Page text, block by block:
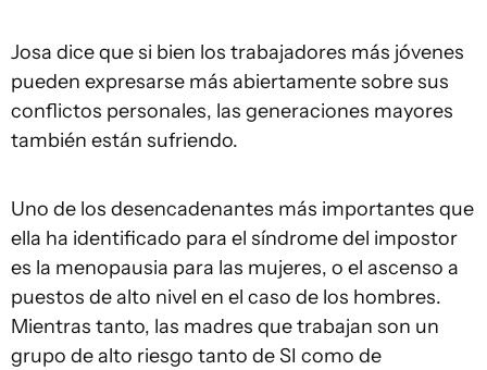
Josa dice que si bien los trabajadores más jóvenes
pueden expresarse más abiertamente sobre sus
conflictos personales, las generaciones mayores
también están sufriendo.
Uno de los desencadenantes más importantes que
ella ha identificado para el síndrome del impostor
es la menopausia para las mujeres, o el ascenso a
puestos de alto nivel en el caso de los hombres.
Mientras tanto, las madres que trabajan son un
grupo de alto riesgo tanto de SI como de